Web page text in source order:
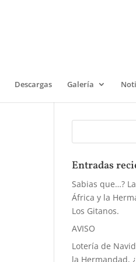
Descargas Galería
Entradas
Sabias que…?
África y la
Los Gitanos.
AVISO
Lotería de
la Hermandad,